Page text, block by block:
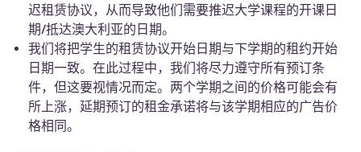
迟租赁协议，从而导致他们需要推迟大学课程的开课日
期/抵达澳大利亚的日期。
我们将把学生的租赁协议开始日期与下学期的租约开始
日期一致。在此过程中，我们将尽力遵守所有预订条
件，但这要视情况而定。两个学期之间的价格可能会有
所上涨，延期预订的租金承诺将与该学期相应的广告价
格相同。